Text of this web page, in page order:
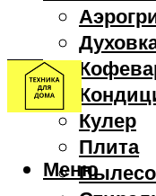
Кулер
Плита
Меню